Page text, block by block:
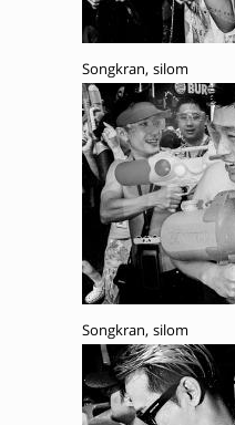
Songkran, silom
Songkran, silom